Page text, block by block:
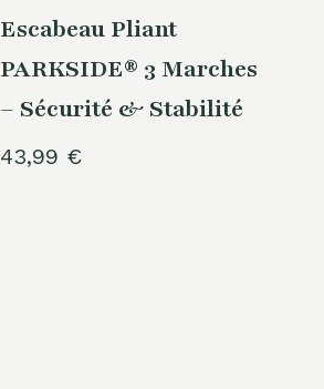
Escabeau Pliant
PARKSIDE® 3 Marches
– Sécurité & Stabilité
43,99 €